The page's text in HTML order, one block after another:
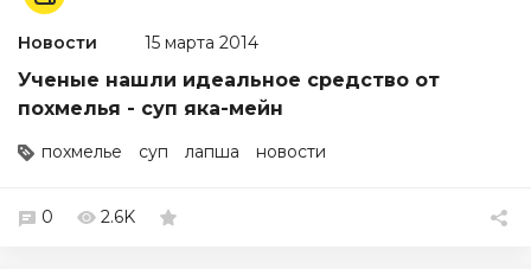
Новости 15 марта 2014
Ученые нашли идеальное средство от
похмелья - суп яка-мейн
похмелье суп лапша новости
0 2.6K